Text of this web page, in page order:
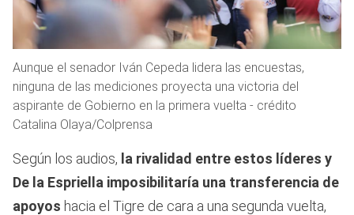
Aunque el senador Iván Cepeda lidera las encuestas,
ninguna de las mediciones proyecta una victoria del
aspirante de Gobierno en la primera vuelta - crédito
Catalina Olaya/Colprensa
Según los audios, la rivalidad entre estos líderes y
De la Espriella imposibilitaría una transferencia de
apoyos hacia el Tigre de cara a una segunda vuelta,